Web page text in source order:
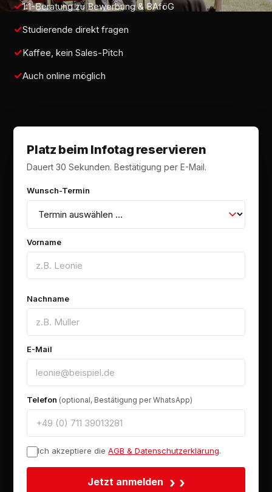
1:1-Beratung zu Bewerbung & BAföG
Studierende direkt fragen
Kaffee, kein Sales-Pitch
Auch online möglich
Platz beim Infotag reservieren
Dauert 30 Sekunden. Bestätigung per E-Mail.
Wunsch-Termin
Vorname
Nachname
E-Mail
Telefon (optional, Bestätigung per WhatsApp)
Ich akzeptiere die AGB & Datenschutzerklärung.
Jetzt anmelden ›